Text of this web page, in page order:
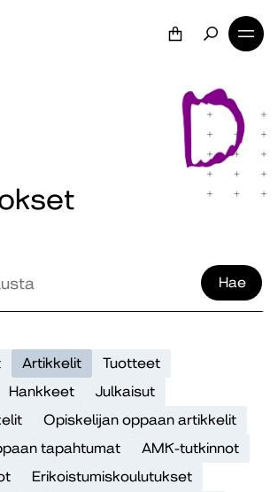
Hae
Artikkelit
Tuotteet
Hankkeet
Julkaisut
Opiskelijan oppaan artikkelit
tapahtumat
AMK-tutkinnot
Erikoistumiskoulutukset